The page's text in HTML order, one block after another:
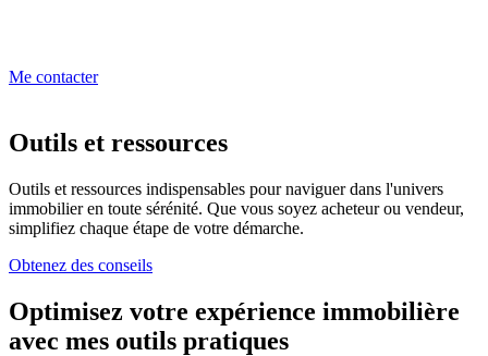
Me contacter
Outils et ressources
Outils et ressources indispensables pour naviguer dans l'univers
immobilier en toute sérénité. Que vous soyez acheteur ou vendeur,
simplifiez chaque étape de votre démarche.
Obtenez des conseils
Optimisez votre expérience immobilière
avec mes outils pratiques